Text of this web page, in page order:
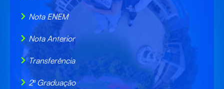
Nota ENEM
Nota Anterior
Transferência
2ª Graduação